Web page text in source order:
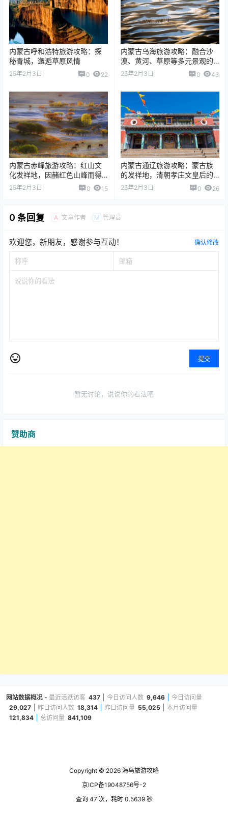
内蒙古呼和浩特旅游攻略：探
秘青城，邂逅草原风情
25年2月3日 0 22
内蒙古乌海旅游攻略：融合沙
漠、黄河、草原等多元景观的
独特风貌
25年2月3日 0 43
内蒙古赤峰旅游攻略：红山文
化发祥地，因赭红色山峰而得
名
25年2月3日 0 15
内蒙古通辽旅游攻略：蒙古族
的发祥地，清朝孝庄文皇后的
出生地
25年2月3日 0 26
0 条回复 A 文章作者 M 管理员
欢迎您，新朋友，感谢参与互动！ 确认修改
提交
暂无讨论，说说你的看法吧
赞助商
网站数据概况 - 最近活跃访客 437 今日访问人数 9,646
今日访问量
29,027
昨日访问人数 18,314 昨日访问量 55,025
本月访问量
121,834
总访问量 841,109
Copyright © 2026 海鸟旅游攻略
京ICP备19048756号-2
查询 47 次，耗时 0.5639 秒